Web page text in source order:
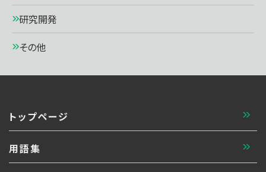
研究開発
その他
トップページ
用語集